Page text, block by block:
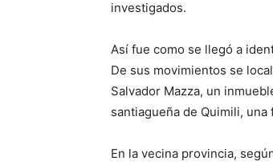
investigados.
Así fue como se llegó a
De sus movimientos se
Salvador Mazza, un
santiagueña de Quimili,
En la vecina provincia,